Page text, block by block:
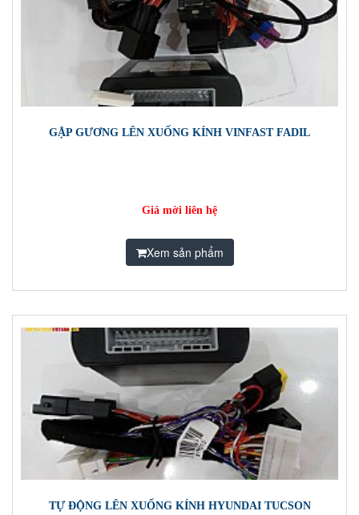
GẬP GƯƠNG LÊN XUỐNG KÍNH VINFAST FADIL
Giá mời liên hệ
Xem sản phẩm
TỰ ĐỘNG LÊN XUỐNG KÍNH HYUNDAI TUCSON